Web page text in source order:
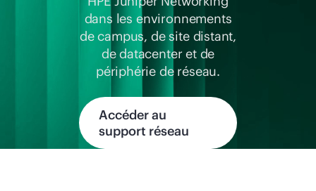
Acheter maintenant
dans les environnements
de campus, de site distant,
de datacenter et de
périphérie de réseau.
Accéder au
support réseau